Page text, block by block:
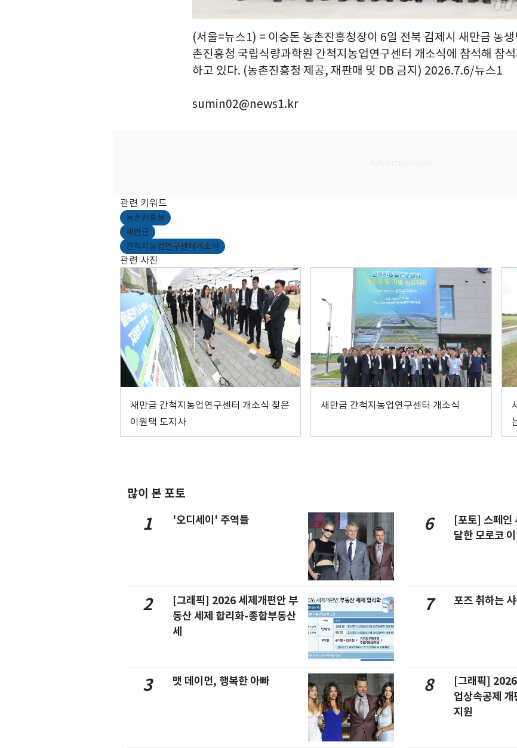
(서울=뉴스1) = 이승돈 농촌진흥청장이 6일 전북 김제시 새만금 농
촌진흥청 국립식량과학원 간척지농업연구센터 개소식에 참석해 참
하고 있다. (농촌진흥청 제공, 재판매 및 DB 금지) 2026.7.6/뉴스1
sumin02@news1.kr
관련 키워드
농촌진흥청
새만금
간척지농업연구센터개소식
관련 사진
새만금 간척지농업연구센터 개소식 찾은
이원택 도지사
새만금 간척지농업연구센터 개소식
많이 본 포토
1 '오디세이' 주역들
2
[그래픽] 2026 세제개편안 부
동산 세제 합리화-종합부동산
세
3 맷 데이먼, 행복한 아빠
6
[포토] 스페인
달한 모로코
7 포즈 취하는
8
[그래픽]
업상속공제 개
지원